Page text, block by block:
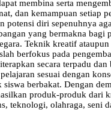
membina serta
dan kemampuan setiap
potensi diri sepenuhnya
yang bermakna bagi
Teknik kreatif
berfokus pada
secara terpadu dan
sesuai dengan
siswa berbakat. Dengan
produk-produk dari
teknologi, olahraga, seni